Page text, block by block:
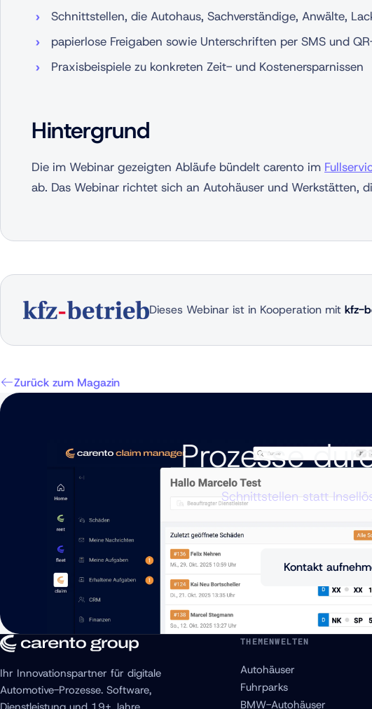
Schnittstellen, die Autohaus, Sachverständige, Anwälte,
papierlose Freigaben sowie Unterschriften per SMS und
Praxisbeispiele zu konkreten Zeit- und Kostenersparnissen
Hintergrund
Die im Webinar gezeigten Abläufe bündelt carento im
ab. Das Webinar richtet sich an Autohäuser und Werkstätten,
Dieses Webinar ist in Kooperation mit kfz-
Zurück zum Magazin
Prozesse
Schnittstellen statt
Kontakt
Ihr Innovationspartner für digitale
Automotive-Prozesse. Software,
THEMENWELTEN
Autohäuser
Fuhrparks
BMW-Autohäuser